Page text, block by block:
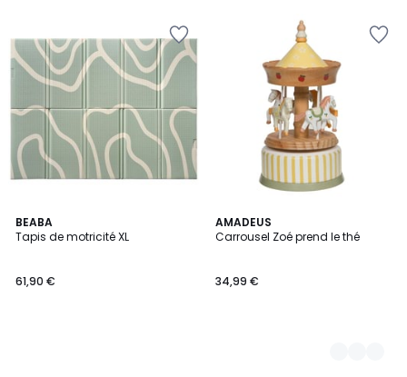
BEABA
Tapis de motricité XL
61,90 €
AMADEUS
Carrousel Zoé prend le thé
34,99 €
3
Couleurs